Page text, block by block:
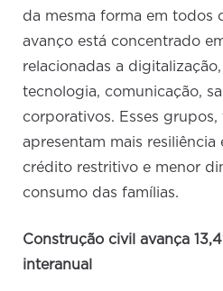
da mesma forma em todos
avanço está concentrado
relacionadas a
tecnologia, comunicação,
corporativos. Esses
apresentam mais resiliência
crédito restritivo e menor
consumo das famílias.
Construção civil avança
interanual